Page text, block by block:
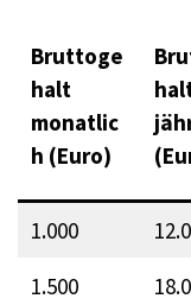
Bruttoge
halt
monatlic
h (Euro)
1.000
1.500